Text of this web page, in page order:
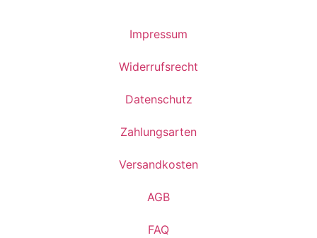
Impressum
Widerrufsrecht
Datenschutz
Zahlungsarten
Versandkosten
AGB
FAQ